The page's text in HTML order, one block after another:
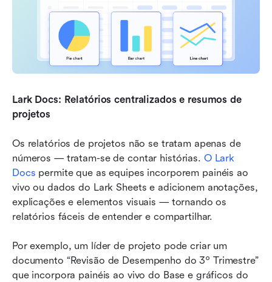
Lark Docs: Relatórios centralizados e resumos de
projetos
Os relatórios de projetos não se tratam apenas de
números — tratam-se de contar histórias. O Lark
Docs permite que as equipes incorporem painéis ao
vivo ou dados do Lark Sheets e adicionem anotações,
explicações e elementos visuais — tornando os
relatórios fáceis de entender e compartilhar.
Por exemplo, um líder de projeto pode criar um
documento “Revisão de Desempenho do 3º Trimestre”
que incorpora painéis ao vivo do Base e gráficos do